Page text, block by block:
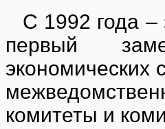
С 1992 года –
первый
экономических
комитеты и